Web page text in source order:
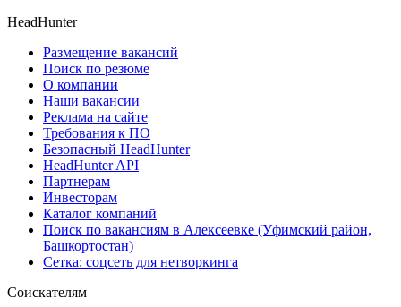
HeadHunter
Размещение вакансий
Поиск по резюме
О компании
Наши вакансии
Реклама на сайте
Требования к ПО
Безопасный HeadHunter
HeadHunter API
Партнерам
Инвесторам
Каталог компаний
Поиск по вакансиям в Алексеевке (Уфимский район,
Башкортостан)
Сетка: соцсеть для нетворкинга
Соискателям